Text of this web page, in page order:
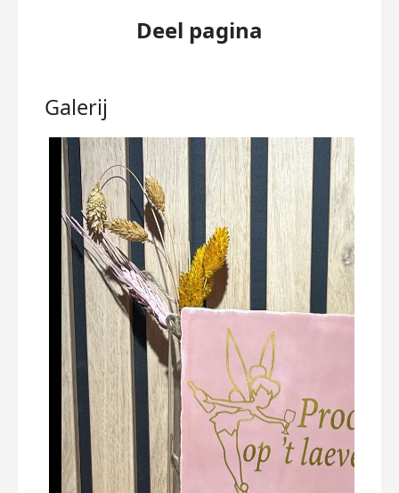
Deel pagina
Galerij